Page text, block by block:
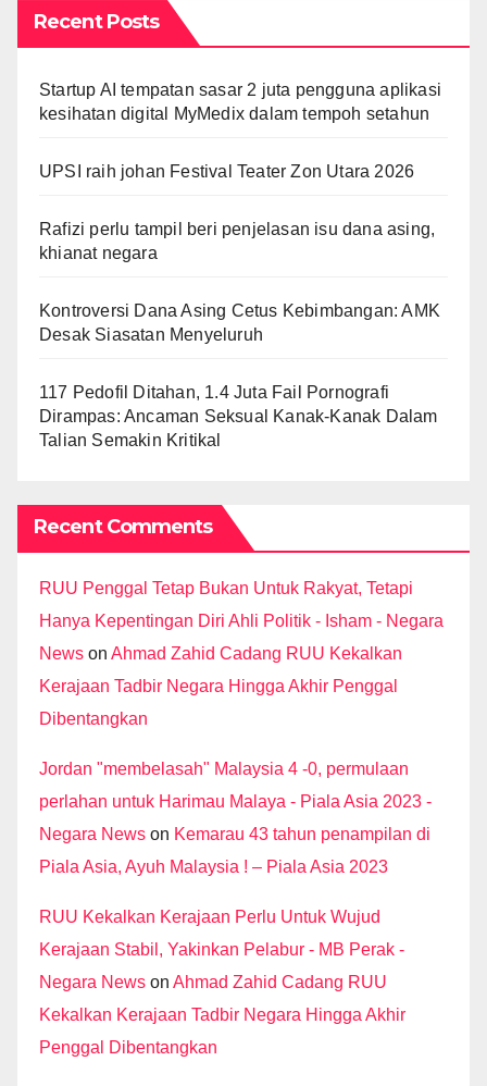
Recent Posts
Startup AI tempatan sasar 2 juta pengguna aplikasi
kesihatan digital MyMedix dalam tempoh setahun
UPSI raih johan Festival Teater Zon Utara 2026
Rafizi perlu tampil beri penjelasan isu dana asing,
khianat negara
Kontroversi Dana Asing Cetus Kebimbangan: AMK
Desak Siasatan Menyeluruh
117 Pedofil Ditahan, 1.4 Juta Fail Pornografi
Dirampas: Ancaman Seksual Kanak-Kanak Dalam
Talian Semakin Kritikal
Recent Comments
RUU Penggal Tetap Bukan Untuk Rakyat, Tetapi
Hanya Kepentingan Diri Ahli Politik - Isham - Negara
News on Ahmad Zahid Cadang RUU Kekalkan
Kerajaan Tadbir Negara Hingga Akhir Penggal
Dibentangkan
Jordan "membelasah" Malaysia 4 -0, permulaan
perlahan untuk Harimau Malaya - Piala Asia 2023 -
Negara News on Kemarau 43 tahun penampilan di
Piala Asia, Ayuh Malaysia ! – Piala Asia 2023
RUU Kekalkan Kerajaan Perlu Untuk Wujud
Kerajaan Stabil, Yakinkan Pelabur - MB Perak -
Negara News on Ahmad Zahid Cadang RUU
Kekalkan Kerajaan Tadbir Negara Hingga Akhir
Penggal Dibentangkan